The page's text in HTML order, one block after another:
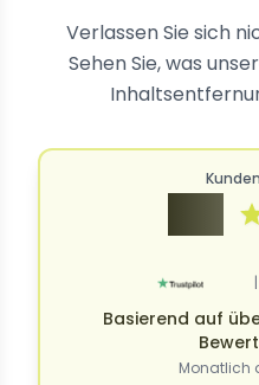
Verlassen Sie sich
Sehen Sie, was
|
Basierend auf
Monatlich